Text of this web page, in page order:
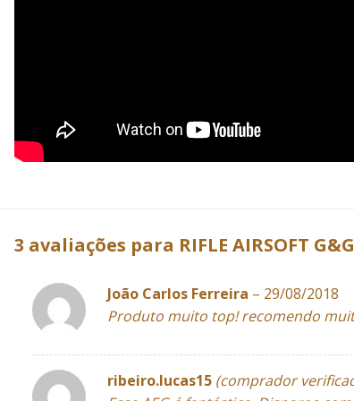
3 avaliações para RIFLE AIRSOFT
João Carlos Ferreira – 29/08/2018
Produto muito top! recomendo
ribeiro.lucas15 (comprador